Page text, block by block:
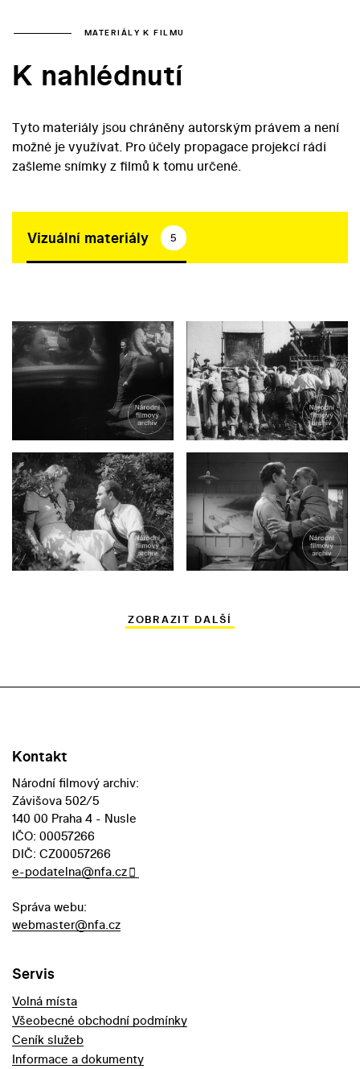
MATERIÁLY K FILMU
K nahlédnutí
Tyto materiály jsou chráněny autorským právem a není
možné je využívat. Pro účely propagace projekcí rádi
zašleme snímky z filmů k tomu určené.
Vizuální materiály 5
ZOBRAZIT DALŠÍ
Kontakt
Národní filmový archiv:
Závišova 502/5
140 00 Praha 4 - Nusle
IČO: 00057266
DIČ: CZ00057266
e-podatelna@nfa.cz
Správa webu:
webmaster@nfa.cz
Servis
Volná místa
Všeobecné obchodní podmínky
Ceník služeb
Informace a dokumenty